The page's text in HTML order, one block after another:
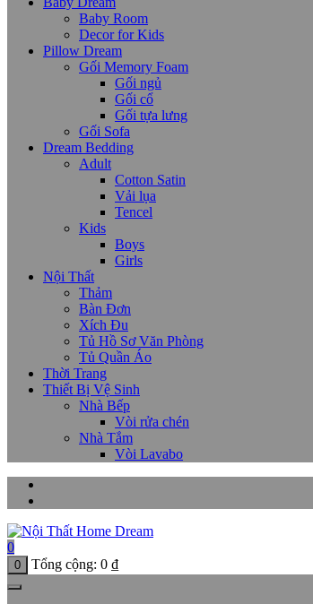
Baby Room
Decor for Kids
Pillow Dream
Gối Memory Foam
Gối ngủ
Gối cổ
Gối tựa lưng
Gối Sofa
Dream Bedding
Adult
Cotton Satin
Vải lụa
Tencel
Kids
Boys
Girls
Nội Thất
Thảm
Bàn Đơn
Xích Đu
Tủ Hồ Sơ Văn Phòng
Tủ Quần Áo
Thời Trang
Thiết Bị Vệ Sinh
Nhà Bếp
Vòi rửa chén
Nhà Tắm
Vòi Lavabo
0
0 Tổng cộng: 0 ₫